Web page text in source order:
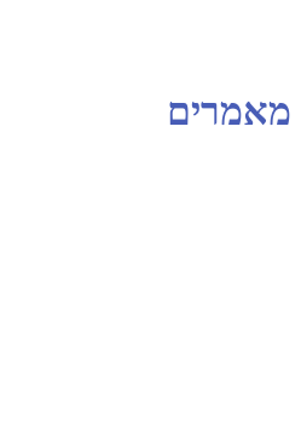
מאמרים